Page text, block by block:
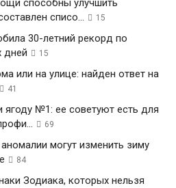
способны улучшить
списо...
15
30-летний рекорд по
дней
15
или на улице: найден ответ на
41
ягоду №1: ее советуют есть для
69
могут изменить зиму
84
Зодиака, которых нельзя